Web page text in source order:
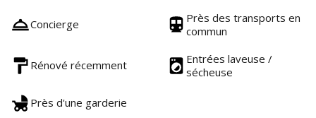
Concierge
Près des transports en
commun
Rénové récemment
Entrées laveuse /
sécheuse
Près d'une garderie